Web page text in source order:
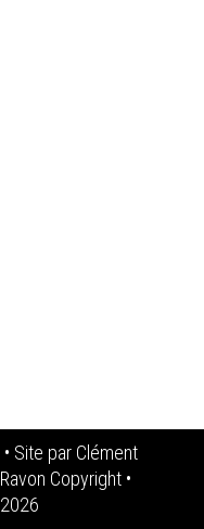
• Site par Clément
Ravon Copyright •
2026